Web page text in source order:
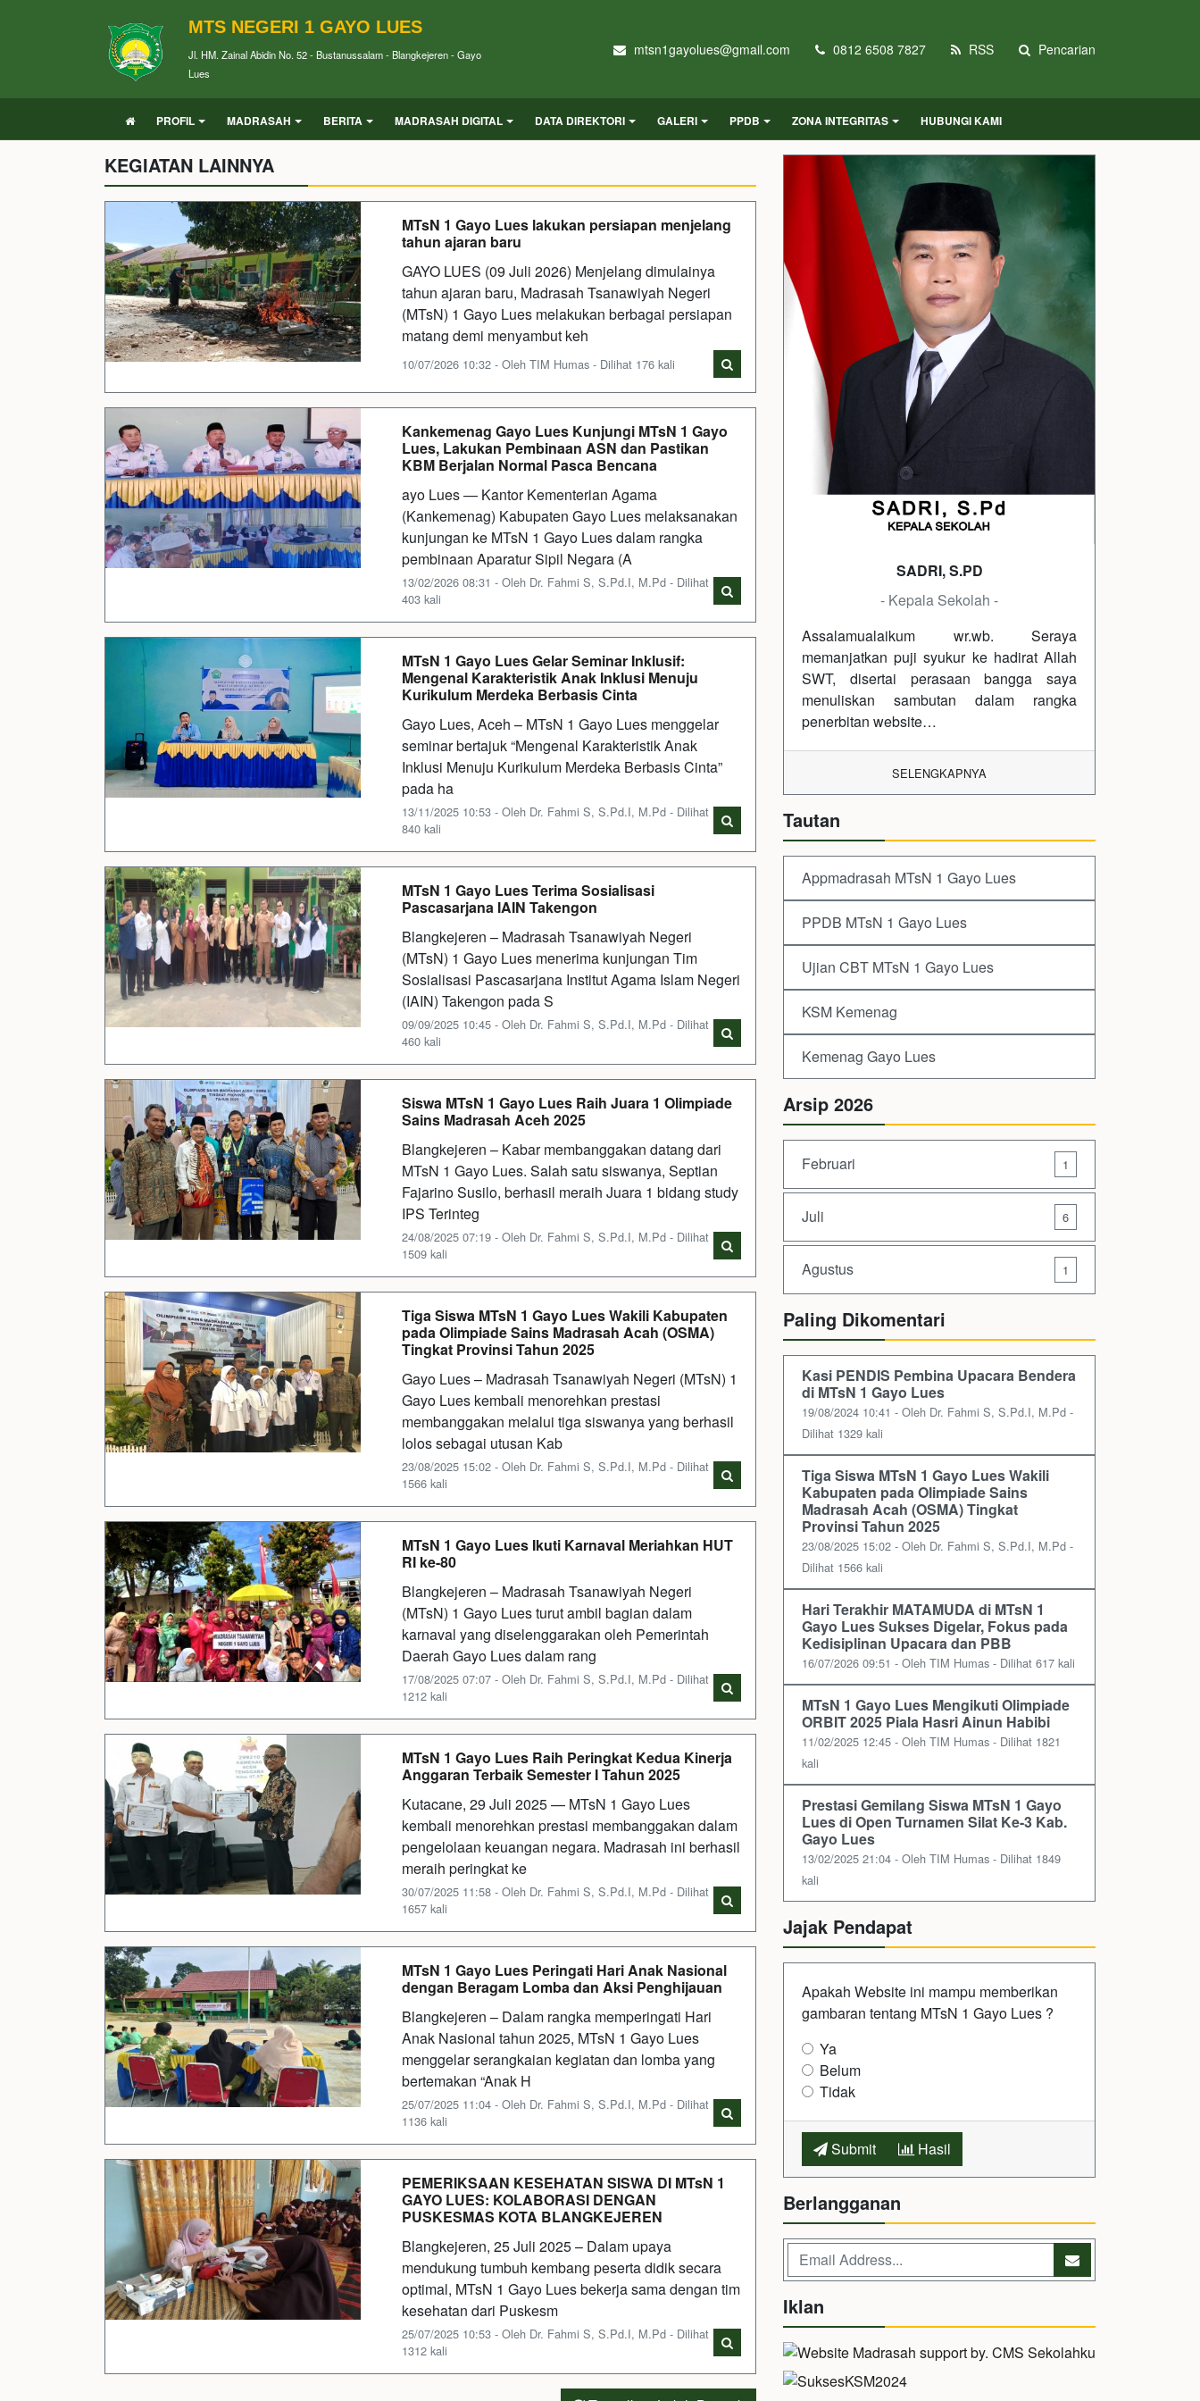
MTS NEGERI 1 GAYO LUES
Jl. HM. Zainal Abidin No. 52 - Bustanussalam - Blangkejeren - Gayo
Lues
mtsn1gayolues@gmail.com 0812 6508 7827 RSS Pencarian
PROFIL MADRASAH BERITA MADRASAH DIGITAL DATA DIREKTORI GALERI PPDB ZONA INTEGRITAS HUBUNGI KAMI
KEGIATAN LAINNYA
MTsN 1 Gayo Lues lakukan persiapan menjelang
tahun ajaran baru
GAYO LUES (09 Juli 2026) Menjelang dimulainya
tahun ajaran baru, Madrasah Tsanawiyah Negeri
(MTsN) 1 Gayo Lues melakukan berbagai persiapan
matang demi menyambut keh
10/07/2026 10:32 - Oleh TIM Humas - Dilihat 176 kali
Kankemenag Gayo Lues Kunjungi MTsN 1 Gayo
Lues, Lakukan Pembinaan ASN dan Pastikan
KBM Berjalan Normal Pasca Bencana
ayo Lues — Kantor Kementerian Agama
(Kankemenag) Kabupaten Gayo Lues melaksanakan
kunjungan ke MTsN 1 Gayo Lues dalam rangka
pembinaan Aparatur Sipil Negara (A
13/02/2026 08:31 - Oleh Dr. Fahmi S, S.Pd.I, M.Pd - Dilihat
403 kali
MTsN 1 Gayo Lues Gelar Seminar Inklusif:
Mengenal Karakteristik Anak Inklusi Menuju
Kurikulum Merdeka Berbasis Cinta
Gayo Lues, Aceh – MTsN 1 Gayo Lues menggelar
seminar bertajuk “Mengenal Karakteristik Anak
Inklusi Menuju Kurikulum Merdeka Berbasis Cinta”
pada ha
13/11/2025 10:53 - Oleh Dr. Fahmi S, S.Pd.I, M.Pd - Dilihat
840 kali
MTsN 1 Gayo Lues Terima Sosialisasi
Pascasarjana IAIN Takengon
Blangkejeren – Madrasah Tsanawiyah Negeri
(MTsN) 1 Gayo Lues menerima kunjungan Tim
Sosialisasi Pascasarjana Institut Agama Islam Negeri
(IAIN) Takengon pada S
09/09/2025 10:45 - Oleh Dr. Fahmi S, S.Pd.I, M.Pd - Dilihat
460 kali
Siswa MTsN 1 Gayo Lues Raih Juara 1 Olimpiade
Sains Madrasah Aceh 2025
Blangkejeren – Kabar membanggakan datang dari
MTsN 1 Gayo Lues. Salah satu siswanya, Septian
Fajarino Susilo, berhasil meraih Juara 1 bidang study
IPS Terinteg
24/08/2025 07:19 - Oleh Dr. Fahmi S, S.Pd.I, M.Pd - Dilihat
1509 kali
Tiga Siswa MTsN 1 Gayo Lues Wakili Kabupaten
pada Olimpiade Sains Madrasah Acah (OSMA)
Tingkat Provinsi Tahun 2025
Gayo Lues – Madrasah Tsanawiyah Negeri (MTsN) 1
Gayo Lues kembali menorehkan prestasi
membanggakan melalui tiga siswanya yang berhasil
lolos sebagai utusan Kab
23/08/2025 15:02 - Oleh Dr. Fahmi S, S.Pd.I, M.Pd - Dilihat
1566 kali
MTsN 1 Gayo Lues Ikuti Karnaval Meriahkan HUT
RI ke-80
Blangkejeren – Madrasah Tsanawiyah Negeri
(MTsN) 1 Gayo Lues turut ambil bagian dalam
karnaval yang diselenggarakan oleh Pemerintah
Daerah Gayo Lues dalam rang
17/08/2025 07:07 - Oleh Dr. Fahmi S, S.Pd.I, M.Pd - Dilihat
1212 kali
MTsN 1 Gayo Lues Raih Peringkat Kedua Kinerja
Anggaran Terbaik Semester I Tahun 2025
Kutacane, 29 Juli 2025 — MTsN 1 Gayo Lues
kembali menorehkan prestasi membanggakan dalam
pengelolaan keuangan negara. Madrasah ini berhasil
meraih peringkat ke
30/07/2025 11:58 - Oleh Dr. Fahmi S, S.Pd.I, M.Pd - Dilihat
1657 kali
MTsN 1 Gayo Lues Peringati Hari Anak Nasional
dengan Beragam Lomba dan Aksi Penghijauan
Blangkejeren – Dalam rangka memperingati Hari
Anak Nasional tahun 2025, MTsN 1 Gayo Lues
menggelar serangkaian kegiatan dan lomba yang
bertemakan “Anak H
25/07/2025 11:04 - Oleh Dr. Fahmi S, S.Pd.I, M.Pd - Dilihat
1136 kali
PEMERIKSAAN KESEHATAN SISWA DI MTsN 1
GAYO LUES: KOLABORASI DENGAN
PUSKESMAS KOTA BLANGKEJEREN
Blangkejeren, 25 Juli 2025 – Dalam upaya
mendukung tumbuh kembang peserta didik secara
optimal, MTsN 1 Gayo Lues bekerja sama dengan tim
kesehatan dari Puskesm
25/07/2025 10:53 - Oleh Dr. Fahmi S, S.Pd.I, M.Pd - Dilihat
1312 kali
SADRI, S.PD
- Kepala Sekolah -
Assalamualaikum wr.wb. Seraya
memanjatkan puji syukur ke hadirat Allah
SWT, disertai perasaan bangga saya
menuliskan sambutan dalam rangka
penerbitan website…
SELENGKAPNYA
Tautan
Appmadrasah MTsN 1 Gayo Lues
PPDB MTsN 1 Gayo Lues
Ujian CBT MTsN 1 Gayo Lues
KSM Kemenag
Kemenag Gayo Lues
Arsip 2026
Februari 1
Juli 6
Agustus 1
Paling Dikomentari
Kasi PENDIS Pembina Upacara Bendera
di MTsN 1 Gayo Lues
19/08/2024 10:41 - Oleh Dr. Fahmi S, S.Pd.I, M.Pd -
Dilihat 1329 kali
Tiga Siswa MTsN 1 Gayo Lues Wakili
Kabupaten pada Olimpiade Sains
Madrasah Acah (OSMA) Tingkat
Provinsi Tahun 2025
23/08/2025 15:02 - Oleh Dr. Fahmi S, S.Pd.I, M.Pd -
Dilihat 1566 kali
Hari Terakhir MATAMUDA di MTsN 1
Gayo Lues Sukses Digelar, Fokus pada
Kedisiplinan Upacara dan PBB
16/07/2026 09:51 - Oleh TIM Humas - Dilihat 617 kali
MTsN 1 Gayo Lues Mengikuti Olimpiade
ORBIT 2025 Piala Hasri Ainun Habibi
11/02/2025 12:45 - Oleh TIM Humas - Dilihat 1821
kali
Prestasi Gemilang Siswa MTsN 1 Gayo
Lues di Open Turnamen Silat Ke-3 Kab.
Gayo Lues
13/02/2025 21:04 - Oleh TIM Humas - Dilihat 1849
kali
Jajak Pendapat
Apakah Website ini mampu memberikan
gambaran tentang MTsN 1 Gayo Lues ?
Ya
Belum
Tidak
Submit Hasil
Berlangganan
Iklan